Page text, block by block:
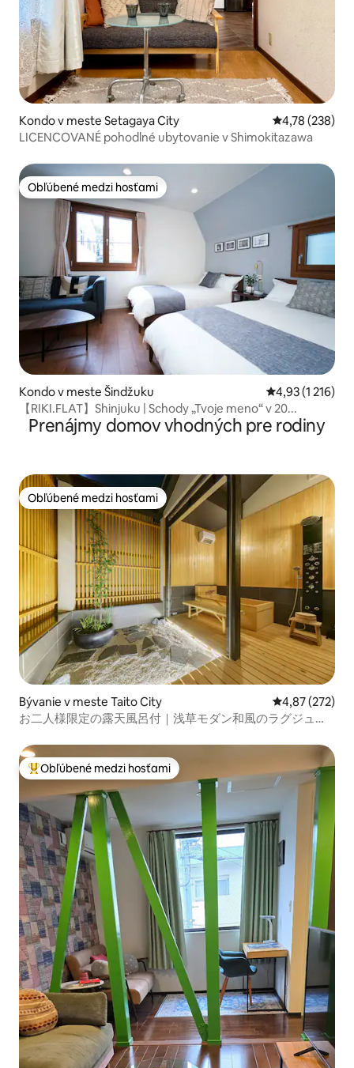
Kondo v meste Setagaya City Priemerné
4,78 (238)
LICENCOVANÉ pohodlné ubytovanie v Shimokitazawa
Obľúbené medzi hosťami
Obľúbené medzi hosťami
Kondo v meste Šindžuku Priemerné
4,93 (1 216)
【RIKI.FLAT】Shinjuku | Schody „Tvoje meno“ v 20...
Prenájmy domov vhodných pre rodiny
Obľúbené medzi hosťami
Obľúbené medzi hosťami
Bývanie v meste Taito City Priemerné
4,87 (272)
お二人様限定の露天風呂付｜浅草モダン和風のラグジュア
Najobľúbenejšie medzi hosťami
Obľúbené medzi hosťami